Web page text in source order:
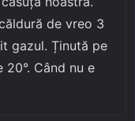
de vreo 3
gazul. Ținută pe
20°. Când nu e